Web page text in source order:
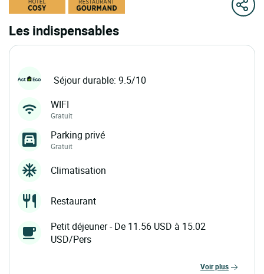
Les indispensables
Séjour durable: 9.5/10
WIFI
Gratuit
Parking privé
Gratuit
Climatisation
Restaurant
Petit déjeuner - De 11.56 USD à 15.02
USD/Pers
voir plus